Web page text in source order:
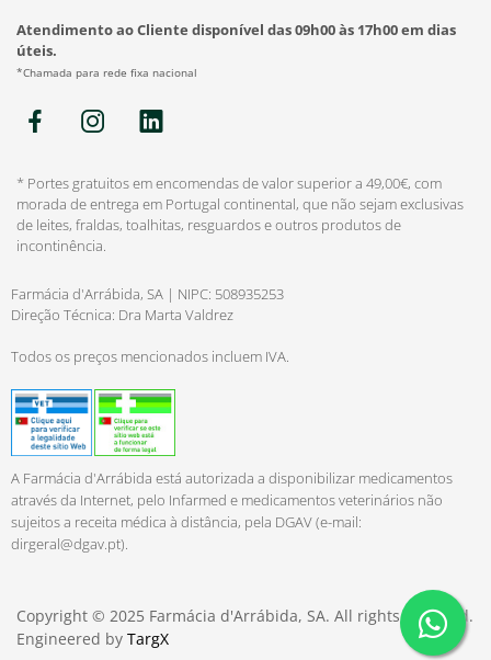
Atendimento ao Cliente disponível das 09h00 às 17h00 em dias
úteis.
*Chamada para rede fixa nacional
* Portes gratuitos em encomendas de valor superior a 49,00€, com
morada de entrega em Portugal continental, que não sejam exclusivas
de leites, fraldas, toalhitas, resguardos e outros produtos de
incontinência.
Farmácia d'Arrábida, SA | NIPC: 508935253
Direção Técnica: Dra Marta Valdrez
Todos os preços mencionados incluem IVA.
A Farmácia d'Arrábida está autorizada a disponibilizar medicamentos
através da Internet, pelo Infarmed e medicamentos veterinários não
sujeitos a receita médica à distância, pela DGAV (e-mail:
dirgeral@dgav.pt).
Copyright © 2025 Farmácia d'Arrábida, SA. All rights reserved.
Engineered by TargX